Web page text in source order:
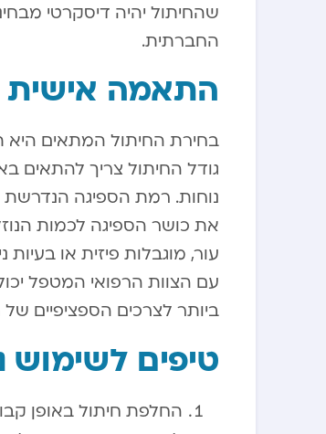
שהחיתול יהיה דיסקרטי
החברתית.
התאמה אישית
בחירת החיתול המתאים היא
גודל החיתול צריך להתאים
נוחות. רמת הספיגה
את כושר הספיגה לכמות
עור, מוגבלות פיזית או
עם הצוות הרפואי המטפל
ביותר לצרכים הספציפיים
טיפים לשימוש